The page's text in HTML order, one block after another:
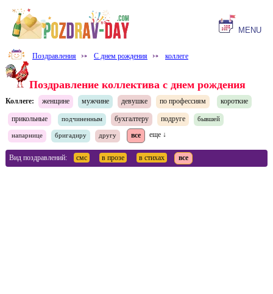
MENU
Поздравления ⤐ С днем рождения ⤐ коллеге
Поздравление коллектива с днем рождения
Коллеге: женщине мужчине девушке по профессиям короткие
прикольные подчиненным бухгалтеру подруге бывшей
напарнице бригадиру другу все еще ↓
Вид поздравлений: смс в прозе в стихах все